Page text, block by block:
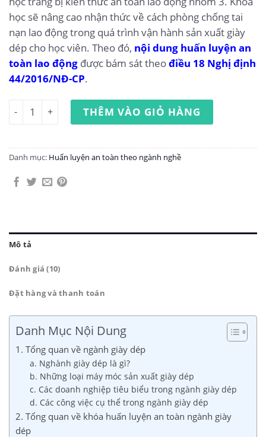
học sẽ nâng cao nhận thức về cách phòng chống tai
nạn lao động trong quá trình vận hành sản xuất giày
dép cho học viên. Theo đó, nội dung huấn luyện an
toàn lao động được bám sát theođiều 18 Nghị định
44/2016/NĐ-CP.
Huấn luyện an toàn lao động ngành giày dép số lượng
THÊM VÀO GIỎ HÀNG
Danh mục: Huấn luyện an toàn theo ngành nghề
Mô tả
Đánh giá (10)
Đặt hàng và thanh toán
Danh Mục Nội Dung
1. Tổng quan về ngành giày dép
a. Nghành giày dép là gì?
b. Những loại máy móc sản xuất giày dép
c. Các doanh nghiệp tiêu biểu trong ngành giày dép
d. Các công việc cụ thể trong ngành giày dép
2. Tổng quan về khóa huấn luyện an toàn ngành giày
dép